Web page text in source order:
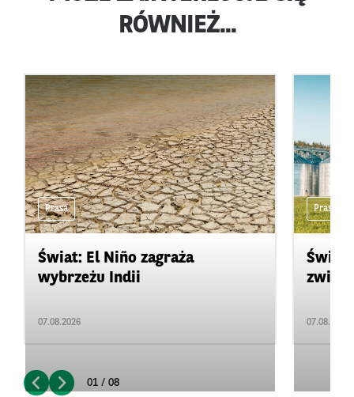
RÓWNIEŻ...
Prasa
Świat: El Niño zagraża
wybrzeżu Indii
07.08.2026
Prasa
07.08.2026
01 / 08